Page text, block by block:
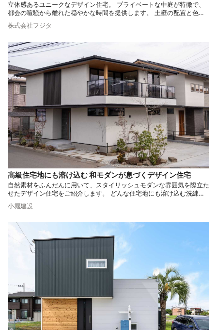
立体感あるユニークなデザイン住宅。 プライベートな中庭が特徴で、
都会の喧騒から離れた穏やかな時間を提供します。 土壁の配置と色使
いにもこだわり、どこかモダンでどこかスタイリッシュなデザインに仕
上げています。 スタイリッシュなお住まいをご検討の方は必見です。
株式会社フジタ
高級住宅地にも溶け込む 和モダンが息づくデザイン住宅
自然素材をふんだんに用いて、スタイリッシュモダンな雰囲気を際立た
せたデザイン住宅をご紹介します。 どんな住宅地にも溶け込む洗練さ
れたデザインと細部へのこだわりが、暮らしに寛ぎと豊かさをもたらし
ます。
小堀建設